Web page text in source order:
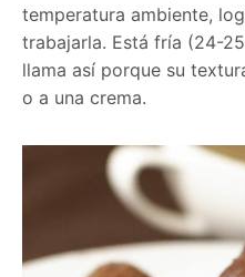
temperatura ambiente,
trabajarla. Está fría (24-
llama así porque su
o a una crema.